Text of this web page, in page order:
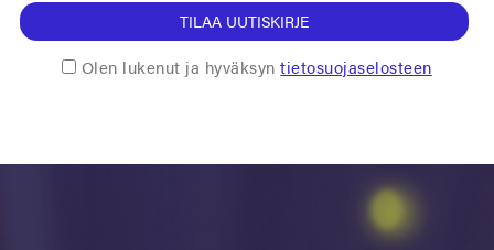
TILAA UUTISKIRJE
Olen lukenut ja hyväksyntietosuojaselosteen